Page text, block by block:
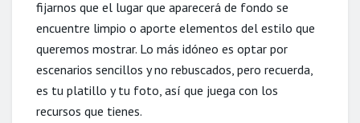
fijarnos que el lugar que aparecerá de fondo se
encuentre limpio o aporte elementos del estilo que
queremos mostrar. Lo más idóneo es optar por
escenarios sencillos y no rebuscados, pero recuerda,
es tu platillo y tu foto, así que juega con los
recursos que tienes.